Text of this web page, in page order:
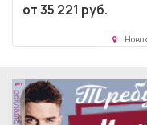
образование..
документы (паспорт,...
от 35 221 руб.
г
реклама